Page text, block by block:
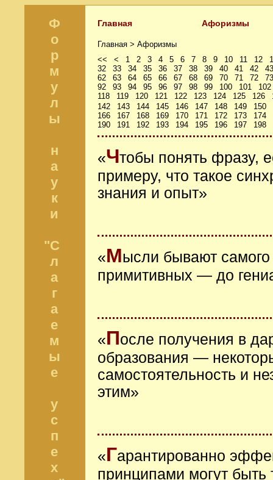
Ф
о
р
м
у
л
ы
н
а
у
к
и
"С
л
а
г
а
е
м
ы
е
у
с
п
е
х
Главная Афоризмы
Главная > Афоризмы
<<
< 1 2 3 4 5 6 7 8 9 10 11 12
32
33 34 35 36 37 38 39 40 41 42
43
62
63 64 65 66 67 68 69 70 71 72
73
92
93 94 95 96 97 98 99 100 101
102
118
119 120 121 122 123 124 125 126
142
143 144 145 146 147 148 149
150
166
167 168 169 170 171 172 173
174
190
191 192 193 194 195 196 197 198
«Чтобы понять фразу,
примеру, что такое
знания и опыт»
«Мысли бывают самого
примитивных — до
«После получения в
образования —
самостоятельность и
этим»
«Гарантированно
принципами могут быть